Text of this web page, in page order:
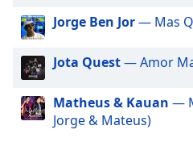
cancel
and
close
window.
Jorge Ben Jor— Mas
Jota Quest— Amor
Matheus & Kauan —
Jorge & Mateus)